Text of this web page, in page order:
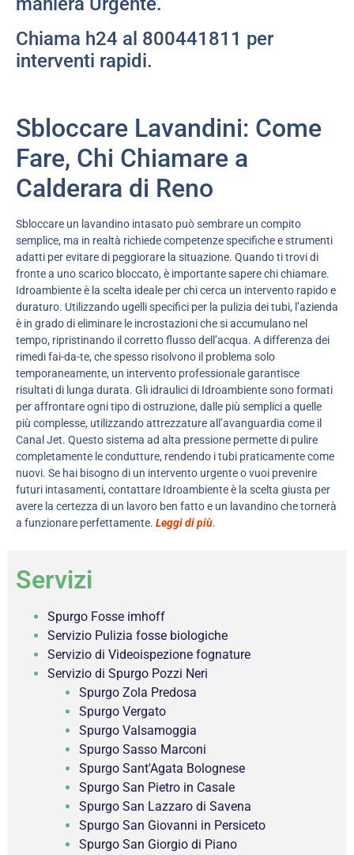
Chiama h24 al 800441811 per
interventi rapidi.
Sbloccare Lavandini: Come
Fare, Chi Chiamare a
Calderara di Reno
Sbloccare un lavandino intasato può sembrare un compito
semplice, ma in realtà richiede competenze specifiche e strumenti
adatti per evitare di peggiorare la situazione. Quando ti trovi di
fronte a uno scarico bloccato, è importante sapere chi chiamare.
Idroambiente è la scelta ideale per chi cerca un intervento rapido e
duraturo. Utilizzando ugelli specifici per la pulizia dei tubi, l’azienda
è in grado di eliminare le incrostazioni che si accumulano nel
tempo, ripristinando il corretto flusso dell’acqua. A differenza dei
rimedi fai-da-te, che spesso risolvono il problema solo
temporaneamente, un intervento professionale garantisce
risultati di lunga durata. Gli idraulici di Idroambiente sono formati
per affrontare ogni tipo di ostruzione, dalle più semplici a quelle
più complesse, utilizzando attrezzature all’avanguardia come il
Canal Jet. Questo sistema ad alta pressione permette di pulire
completamente le condutture, rendendo i tubi praticamente come
nuovi. Se hai bisogno di un intervento urgente o vuoi prevenire
futuri intasamenti, contattare Idroambiente è la scelta giusta per
avere la certezza di un lavoro ben fatto e un lavandino che tornerà
a funzionare perfettamente. Leggi di più.
Servizi
Spurgo Fosse imhoff
Servizio Pulizia fosse biologiche
Servizio di Videoispezione fognature
Servizio di Spurgo Pozzi Neri
Spurgo Zola Predosa
Spurgo Vergato
Spurgo Valsamoggia
Spurgo Sasso Marconi
Spurgo Sant'Agata Bolognese
Spurgo San Pietro in Casale
Spurgo San Lazzaro di Savena
Spurgo San Giovanni in Persiceto
Spurgo San Giorgio di Piano